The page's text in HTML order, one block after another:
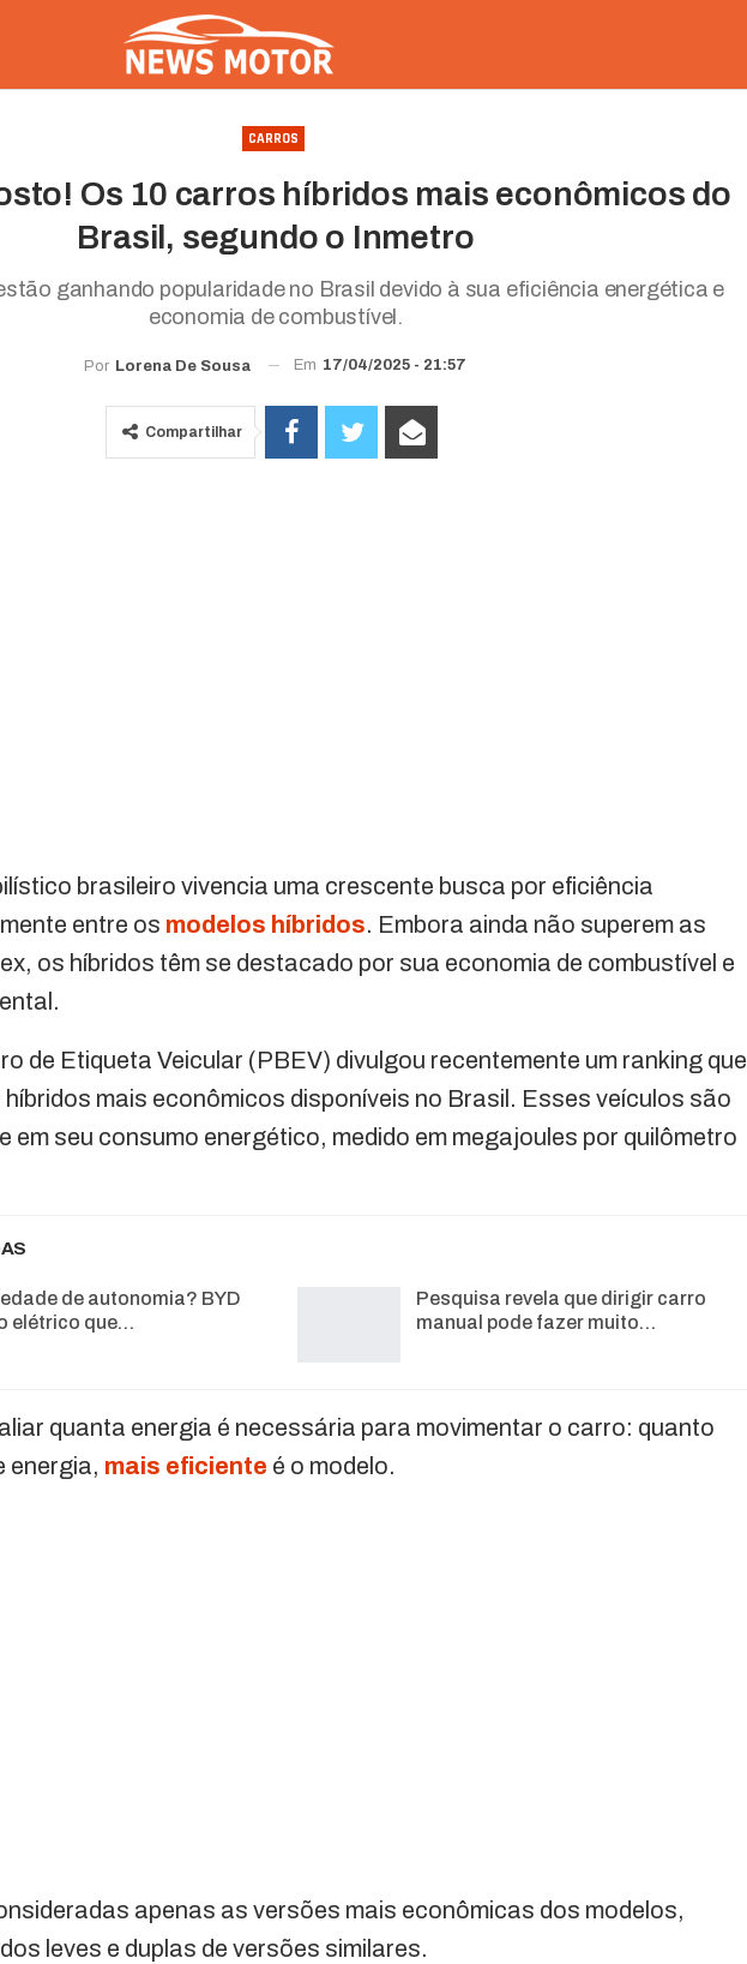
CARROS
Os 10 carros híbridos mais econômicos do
Brasil, segundo o Inmetro
ganhando popularidade no Brasil devido à sua eficiência energética e
economia de combustível.
Por Lorena De Sousa Em 17/04/2025 - 21:57
Compartilhar
brasileiro vivencia uma crescente busca por eficiência
entre os modelos híbridos. Embora ainda não superem as
os híbridos têm se destacado por sua economia de combustível e
de Etiqueta Veicular (PBEV) divulgou recentemente um ranking que
mais econômicos disponíveis no Brasil. Esses veículos são
em seu consumo energético, medido em megajoules por quilômetro
de autonomia? BYD
elétrico que…
Pesquisa revela que dirigir carro
manual pode fazer muito…
quanta energia é necessária para movimentar o carro: quanto
energia, mais eficiente é o modelo.
apenas as versões mais econômicas dos modelos,
leves e duplas de versões similares.